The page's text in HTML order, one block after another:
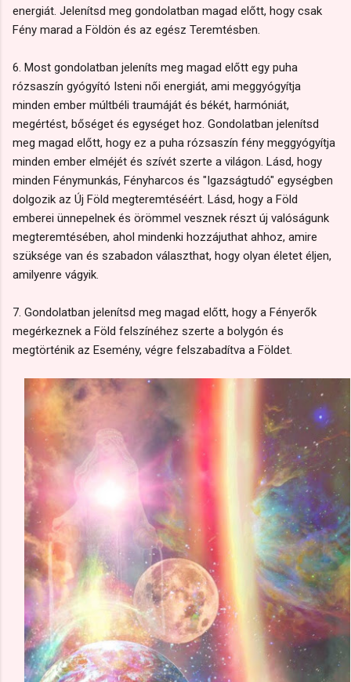
energiát. Jelenítsd meg gondolatban magad előtt, hogy csak
Fény marad a Földön és az egész Teremtésben.
6. Most gondolatban jeleníts meg magad előtt egy puha
rózsaszín gyógyító Isteni női energiát, ami meggyógyítja
minden ember múltbéli traumáját és békét, harmóniát,
megértést, bőséget és egységet hoz. Gondolatban jelenítsd
meg magad előtt, hogy ez a puha rózsaszín fény meggyógyítja
minden ember elméjét és szívét szerte a világon. Lásd, hogy
minden Fénymunkás, Fényharcos és "Igazságtudó" egységben
dolgozik az Új Föld megteremtéséért. Lásd, hogy a Föld
emberei ünnepelnek és örömmel vesznek részt új valóságunk
megteremtésében, ahol mindenki hozzájuthat ahhoz, amire
szüksége van és szabadon választhat, hogy olyan életet éljen,
amilyenre vágyik.
7. Gondolatban jelenítsd meg magad előtt, hogy a Fényerők
megérkeznek a Föld felszínéhez szerte a bolygón és
megtörténik az Esemény, végre felszabadítva a Földet.